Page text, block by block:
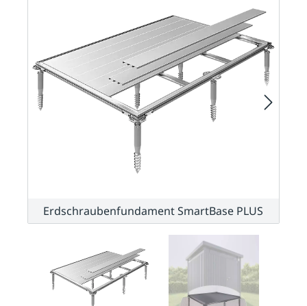
Erdschraubenfundament SmartBase PLUS